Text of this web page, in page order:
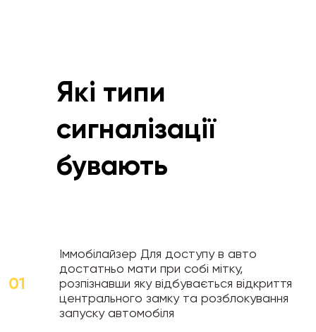
Які типи
сигналізації
бувають
01
Іммобілайзер Для доступу в авто
достатньо мати при собі мітку,
розпізнавши яку відбувається відкриття
центрального замку та розблокування
запуску автомобіля